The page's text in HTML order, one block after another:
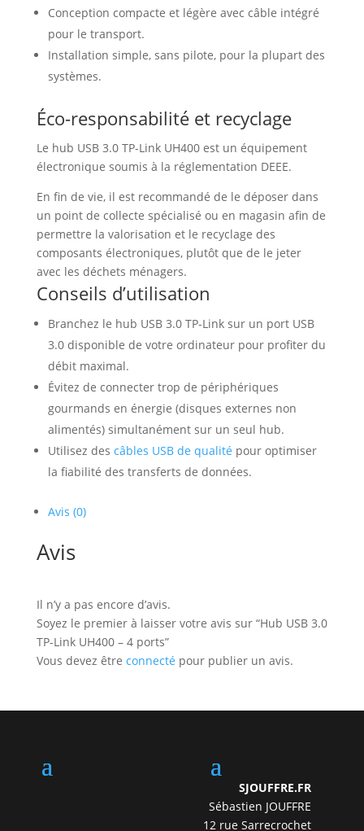
Conception compacte et légère avec câble intégré
pour le transport.
Installation simple, sans pilote, pour la plupart des
systèmes.
Éco-responsabilité et recyclage
Le hub USB 3.0 TP-Link UH400 est un équipement
électronique soumis à la réglementation DEEE.
En fin de vie, il est recommandé de le déposer dans
un point de collecte spécialisé ou en magasin afin de
permettre la valorisation et le recyclage des
composants électroniques, plutôt que de le jeter
avec les déchets ménagers.
Conseils d’utilisation
Branchez le hub USB 3.0 TP-Link sur un port USB
3.0 disponible de votre ordinateur pour profiter du
débit maximal.
Évitez de connecter trop de périphériques
gourmands en énergie (disques externes non
alimentés) simultanément sur un seul hub.
Utilisez des câbles USB de qualité pour optimiser
la fiabilité des transferts de données.
Avis (0)
Avis
Il n’y a pas encore d’avis.
Soyez le premier à laisser votre avis sur “Hub USB 3.0
TP-Link UH400 – 4 ports”
Vous devez être connecté pour publier un avis.
SJOUFFRE.FR
Sébastien JOUFFRE
12 rue Sarrecrochet